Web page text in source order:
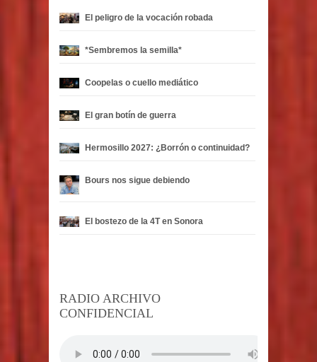
El peligro de la vocación robada
*Sembremos la semilla*
Coopelas o cuello mediático
El gran botín de guerra
Hermosillo 2027: ¿Borrón o continuidad?
Bours nos sigue debiendo
El bostezo de la 4T en Sonora
RADIO ARCHIVO
CONFIDENCIAL